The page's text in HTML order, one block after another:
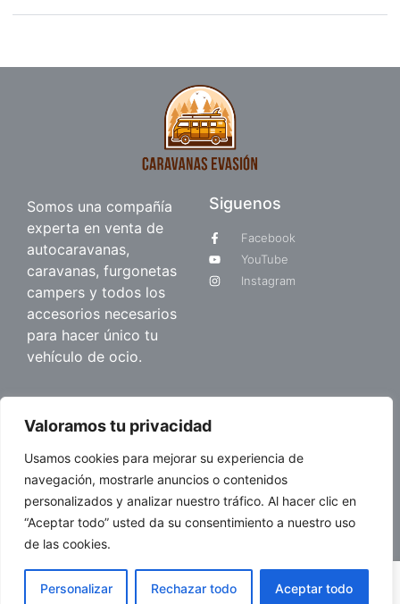
Valoramos tu privacidad
Usamos cookies para mejorar su experiencia de
navegación, mostrarle anuncios o contenidos
personalizados y analizar nuestro tráfico. Al hacer clic en
“Aceptar todo” usted da su consentimiento a nuestro uso
de las cookies.
Personalizar Rechazar todo Aceptar todo
Somos una compañía
experta en venta de
autocaravanas,
caravanas, furgonetas
campers y todos los
accesorios necesarios
para hacer único tu
vehículo de ocio.
Siguenos
Facebook
YouTube
Instagram
Blog
© 2026 Caravanas Evasión.
Política de cookies